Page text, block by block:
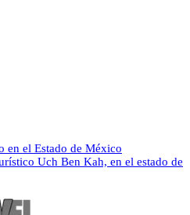
en el Estado de México
Uch Ben Kah, en el estado de